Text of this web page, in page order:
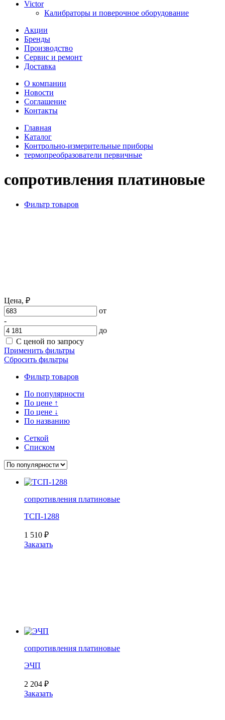
Victor
Калибраторы и поверочное оборудование
Акции
Бренды
Производство
Сервис и ремонт
Доставка
О компании
Новости
Соглашение
Контакты
Главная
Каталог
Контрольно-измерительные приборы
термопреобразователи первичные
сопротивления платиновые
Фильтр товаров
Цена, ₽
от
-
до
С ценой по запросу
Применить фильтры
Сбросить фильтры
Фильтр товаров
По популярности
По цене ↑
По цене ↓
По названию
Сеткой
Списком
сопротивления платиновые
ТСП-1288
1 510 ₽
Заказать
сопротивления платиновые
ЭЧП
2 204 ₽
Заказать